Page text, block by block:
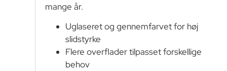
mange år.
Uglaseret og gennemfarvet for høj
slidstyrke
Flere overflader tilpasset forskellige
behov